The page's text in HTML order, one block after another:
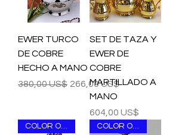
EWER TURCO
DE COBRE
HECHO A MANO
Precio
380,00 US$ Precio de oferta
266,00 US$
SET DE TAZA Y
EWER DE
COBRE
MARTILLADO A
MANO
Precio
604,00 US$